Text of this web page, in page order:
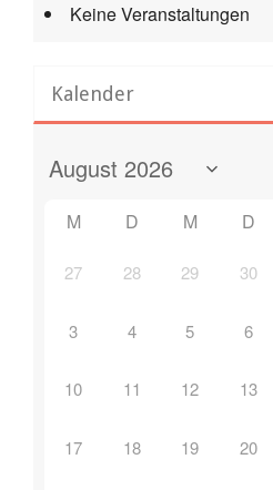
Keine Veranstaltungen
Kalender
M D M D
27 28 29 30
3 4 5 6
10 11 12 13
17 18 19 20